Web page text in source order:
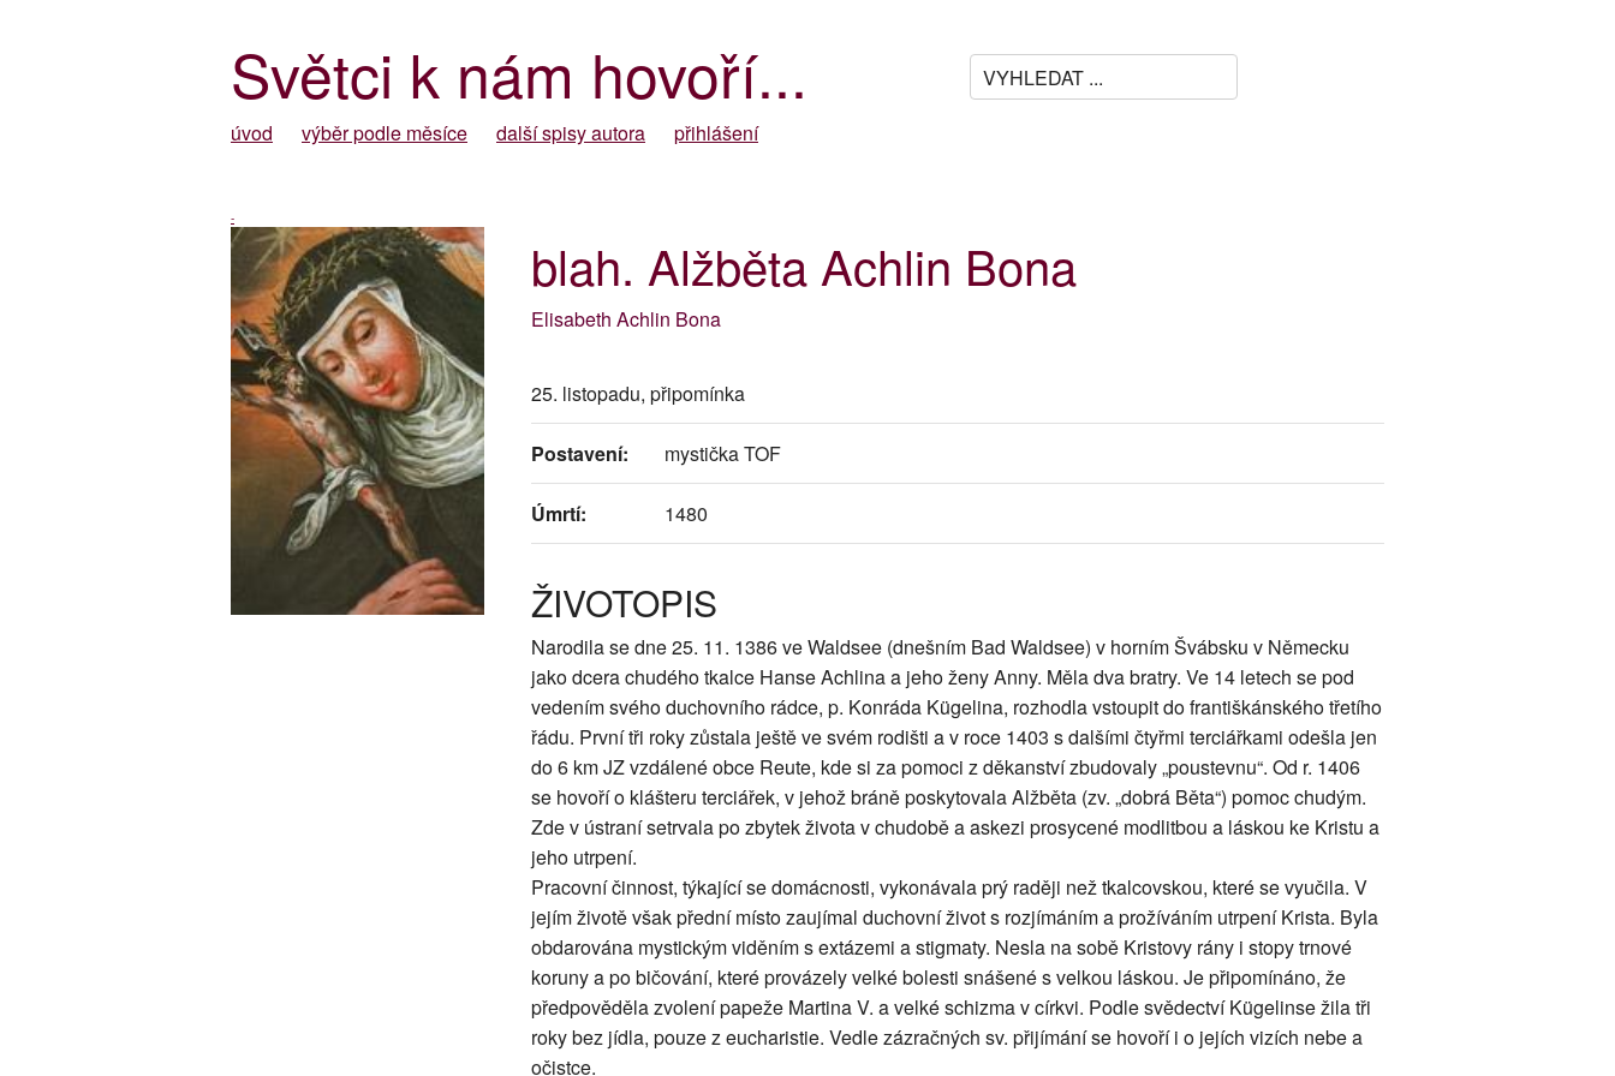
Světci k nám hovoří...
úvod výběr podle měsíce další spisy autora přihlášení
-
blah. Alžběta Achlin Bona
Elisabeth Achlin Bona
25. listopadu, připomínka
Postavení: mystička TOF
Úmrtí: 1480
ŽIVOTOPIS
Narodila se dne 25. 11. 1386 ve Waldsee (dnešním Bad Waldsee) v horním Švábsku v Německu
jako dcera chudého tkalce Hanse Achlina a jeho ženy Anny. Měla dva bratry. Ve 14 letech se pod
vedením svého duchovního rádce, p. Konráda Kügelina, rozhodla vstoupit do františkánského třetího
řádu. První tři roky zůstala ještě ve svém rodišti a v roce 1403 s dalšími čtyřmi terciářkami odešla jen
do 6 km JZ vzdálené obce Reute, kde si za pomoci z děkanství zbudovaly „poustevnu“. Od r. 1406
se hovoří o klášteru terciářek, v jehož bráně poskytovala Alžběta (zv. „dobrá Běta“) pomoc chudým.
Zde v ústraní setrvala po zbytek života v chudobě a askezi prosycené modlitbou a láskou ke Kristu a
jeho utrpení.
Pracovní činnost, týkající se domácnosti, vykonávala prý raději než tkalcovskou, které se vyučila. V
jejím životě však přední místo zaujímal duchovní život s rozjímáním a prožíváním utrpení Krista. Byla
obdarována mystickým viděním s extázemi a stigmaty. Nesla na sobě Kristovy rány i stopy trnové
koruny a po bičování, které provázely velké bolesti snášené s velkou láskou. Je připomínáno, že
předpověděla zvolení papeže Martina V. a velké schizma v církvi. Podle svědectví Kügelinse žila tři
roky bez jídla, pouze z eucharistie. Vedle zázračných sv. přijímání se hovoří i o jejích vizích nebe a
očistce.